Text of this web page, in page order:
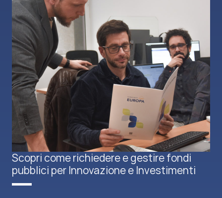
Scopri come richiedere e gestire fondi
pubblici per Innovazione e Investimenti